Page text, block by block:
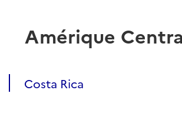
Amérique
Costa Rica